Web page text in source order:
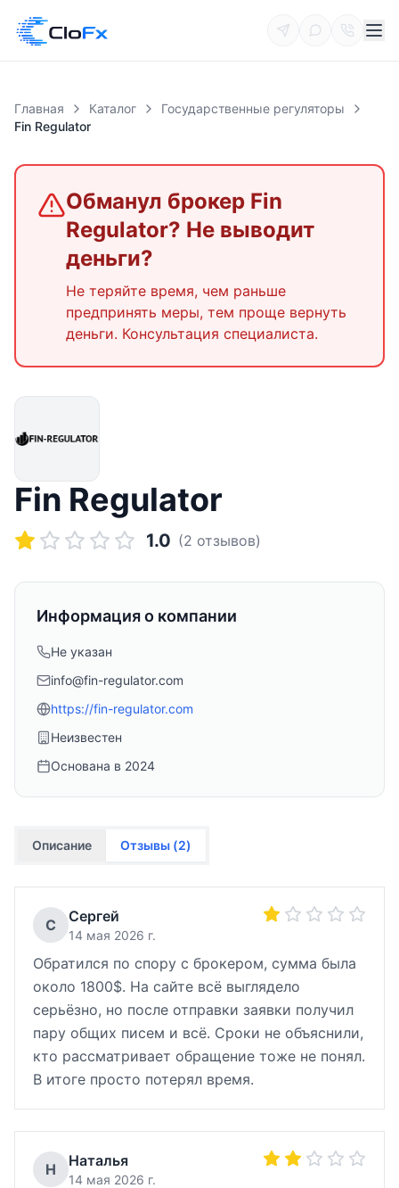
Главная Каталог
Государственные регуляторы
Fin Regulator
Обманул брокер Fin
Regulator? Не выводит
деньги?
Не теряйте время, чем раньше
предпринять меры, тем проще вернуть
деньги. Консультация специалиста.
Fin Regulator
1.0 (2 отзывов)
Информация о компании
Не указан
info@fin-regulator.com
https://fin-regulator.com
Неизвестен
Основана в 2024
Описание Отзывы (2)
С Сергей
14 мая 2026 г.
Обратился по спору с брокером, сумма была
около 1800$. На сайте всё выглядело
серьёзно, но после отправки заявки получил
пару общих писем и всё. Сроки не объяснили,
кто рассматривает обращение тоже не понял.
В итоге просто потерял время.
Н Наталья
14 мая 2026 г.